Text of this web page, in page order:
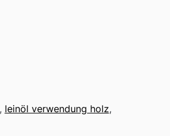
leinöl verwendung holz,